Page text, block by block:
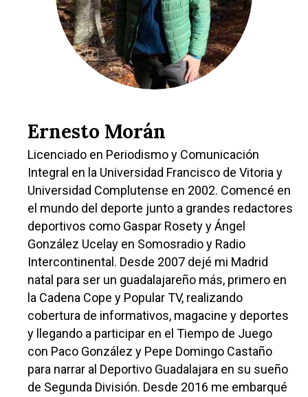
Ernesto Morán
Licenciado en Periodismo y Comunicación
Integral en la Universidad Francisco de Vitoria y
Universidad Complutense en 2002. Comencé en
el mundo del deporte junto a grandes redactores
deportivos como Gaspar Rosety y Ángel
González Ucelay en Somosradio y Radio
Intercontinental. Desde 2007 dejé mi Madrid
natal para ser un guadalajareño más, primero en
la Cadena Cope y Popular TV, realizando
cobertura de informativos, magacine y deportes
y llegando a participar en el Tiempo de Juego
con Paco González y Pepe Domingo Castaño
para narrar al Deportivo Guadalajara en su sueño
de Segunda División. Desde 2016 me embarqué
Castilla-La
Cuenca
Guadalajara
Talavera
Educación
Cultura
Deportes
Sucesos
Medio Ambiente
Planeta Rural
Especiales
Política
Galerías